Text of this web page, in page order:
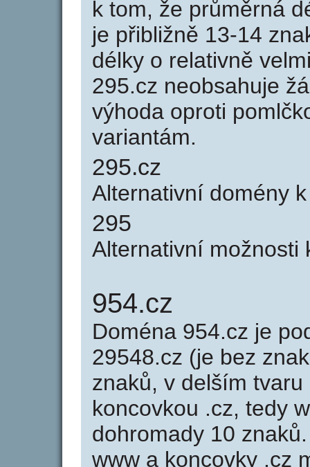
k tom, že průměrná
je přibližně 13-14
délky o relativně
295.cz neobsahuje
výhoda oproti
variantám.
295.cz
Alternativní domény
295
Alternativní
954.cz
Doména 954.cz je
29548.cz (je bez
znaků, v delším
koncovkou .cz, tedy
dohromady 10
www a koncovky .cz